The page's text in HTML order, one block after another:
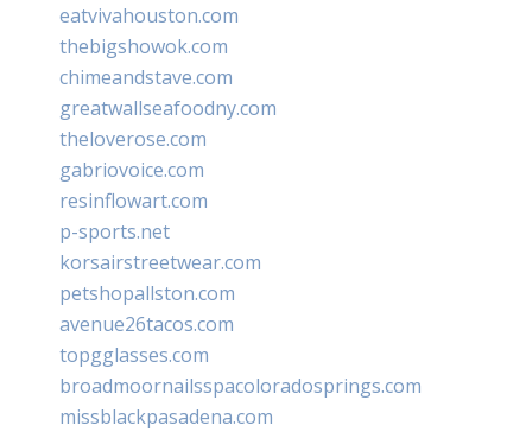
eatvivahouston.com
thebigshowok.com
chimeandstave.com
greatwallseafoodny.com
theloverose.com
gabriovoice.com
resinflowart.com
p-sports.net
korsairstreetwear.com
petshopallston.com
avenue26tacos.com
topgglasses.com
broadmoornailsspacoloradosprings.com
missblackpasadena.com